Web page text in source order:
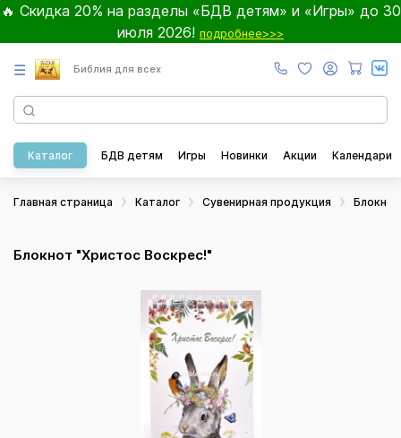
🔥 Скидка 20% на разделы «БДВ детям» и «Игры» до 30
июля 2026! подробнее>>>
☰ Библия для всех
Каталог БДВ детям Игры Новинки Акции Календари
Главная страница Каталог Сувенирная продукция
Блокнот "Христос Воскрес!"